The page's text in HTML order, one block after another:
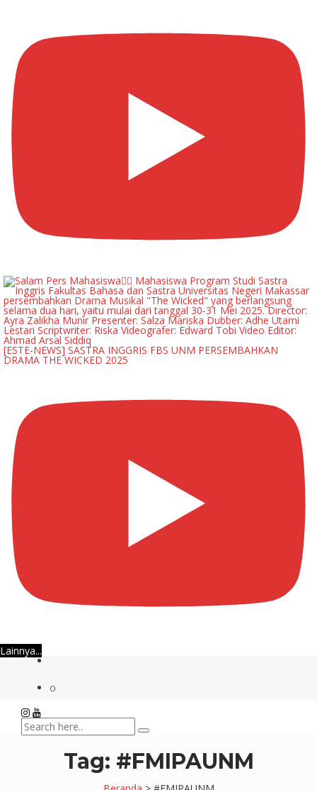
[ESTE-NEWS] SASTRA INGGRIS FBS UNM PERSEMBAHKAN
DRAMA THE WICKED 2025
Lainnya...
0
Tag: #FMIPAUNM